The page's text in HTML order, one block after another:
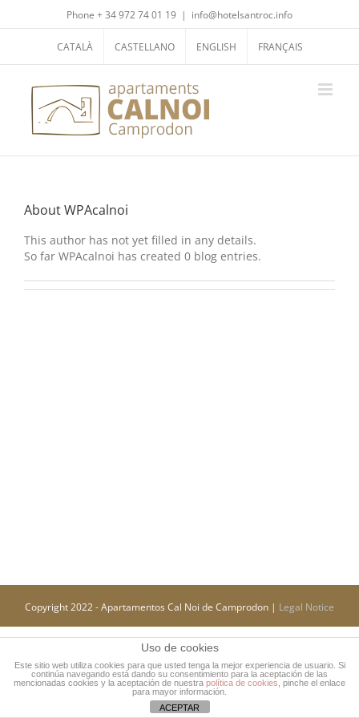
Phone + 34 972 74 01 19 | info@hotelsantroc.info
CATALÀ CASTELLANO ENGLISH FRANÇAIS
AboutWPAcalnoi
This author has not yet filled in any details.
So far WPAcalnoi has created 0 blog entries.
Copyright 2022 - Apartamentos Cal Noi de Camprodon | Legal Notice
Uso de cookies
Este sitio web utiliza cookies para que usted tenga la mejor experiencia de usuario. Si
continúa navegando está dando su consentimiento para la aceptación de las
mencionadas cookies y la aceptación de nuestra política de cookies , pinche el enlace
para mayor información.
ACEPTAR